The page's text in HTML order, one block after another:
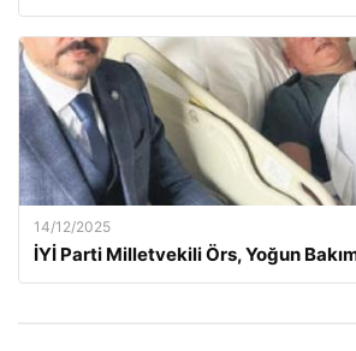
14/12/2025
İYİ Parti Milletvekili Örs, Yoğun